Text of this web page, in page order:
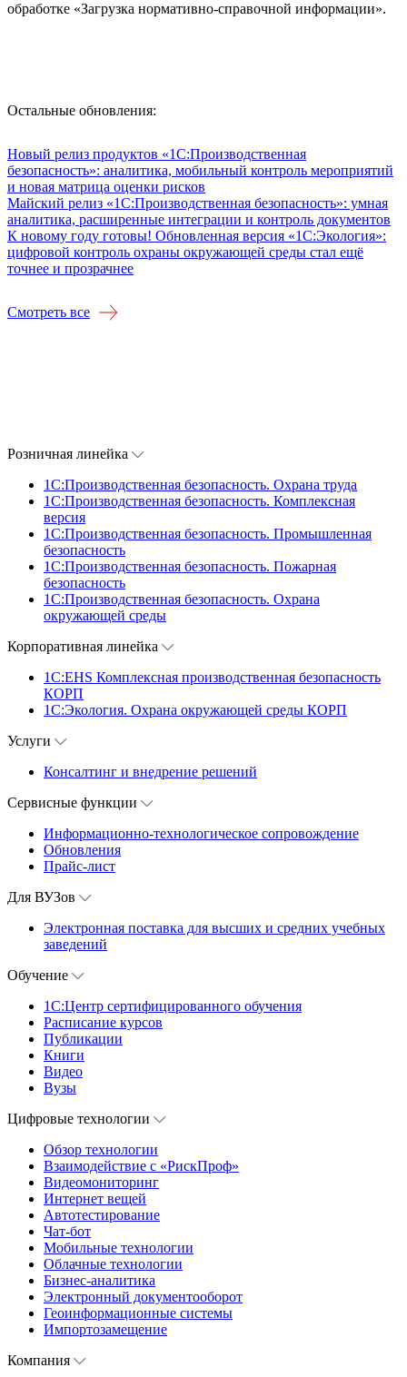
обработке «Загрузка нормативно-справочной информации».
Остальные обновления:
Новый релиз продуктов «1С:Производственная
безопасность»: аналитика, мобильный контроль мероприятий
и новая матрица оценки рисков
Майский релиз «1С:Производственная безопасность»: умная
аналитика, расширенные интеграции и контроль документов
К новому году готовы! Обновленная версия «1С:Экология»:
цифровой контроль охраны окружающей среды стал ещё
точнее и прозрачнее
Смотреть все
Розничная линейка
1C:Производственная безопасность. Охрана труда
1C:Производственная безопасность. Комплексная
версия
1C:Производственная безопасность. Промышленная
безопасность
1C:Производственная безопасность. Пожарная
безопасность
1C:Производственная безопасность. Охрана
окружающей среды
Корпоративная линейка
1С:EHS Комплексная производственная безопасность
КОРП
1С:Экология. Охрана окружающей среды КОРП
Услуги
Консалтинг и внедрение решений
Сервисные функции
Информационно-технологическое сопровождение
Обновления
Прайс-лист
Для ВУЗов
Электронная поставка для высших и средних учебных
заведений
Обучение
1С:Центр сертифицированного обучения
Расписание курсов
Публикации
Книги
Видео
Вузы
Цифровые технологии
Обзор технологии
Взаимодействие с «РискПроф»
Видеомониторинг
Интернет вещей
Автотестирование
Чат-бот
Мобильные технологии
Облачные технологии
Бизнес-аналитика
Электронный документооборот
Геоинформационные системы
Импортозамещение
Компания